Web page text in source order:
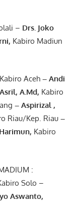
– Drs. Joko
, Kabiro Madiun
Aceh– Andi
, A.Md, Kabiro
– Aspirizal ,
Riau/Kep. Riau–
Harimun, Kabiro
:
Solo –
Aswanto,